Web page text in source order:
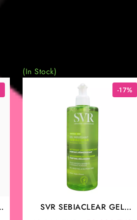
(In Stock)
-17%
SVR SEBIACLEAR GEL